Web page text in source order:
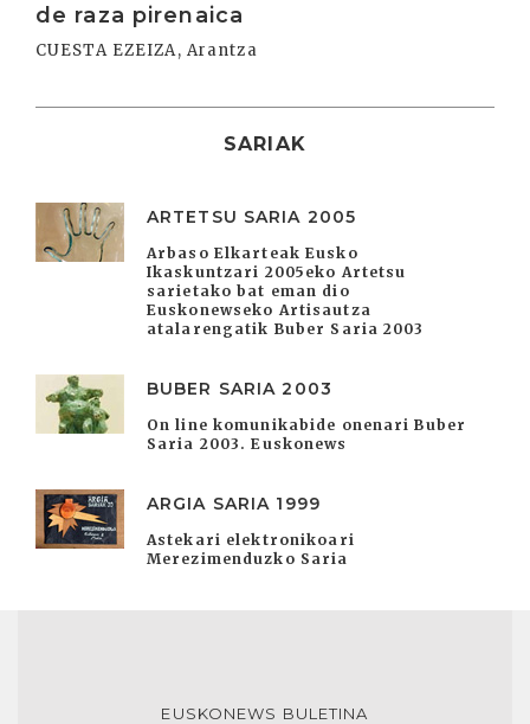
de raza pirenaica
CUESTA EZEIZA, Arantza
SARIAK
ARTETSU SARIA 2005
Arbaso Elkarteak Eusko
Ikaskuntzari 2005eko Artetsu
sarietako bat eman dio
Euskonewseko Artisautza
atalarengatik Buber Saria 2003
BUBER SARIA 2003
On line komunikabide onenari Buber
Saria 2003. Euskonews
ARGIA SARIA 1999
Astekari elektronikoari
Merezimenduzko Saria
EUSKONEWS BULETINA